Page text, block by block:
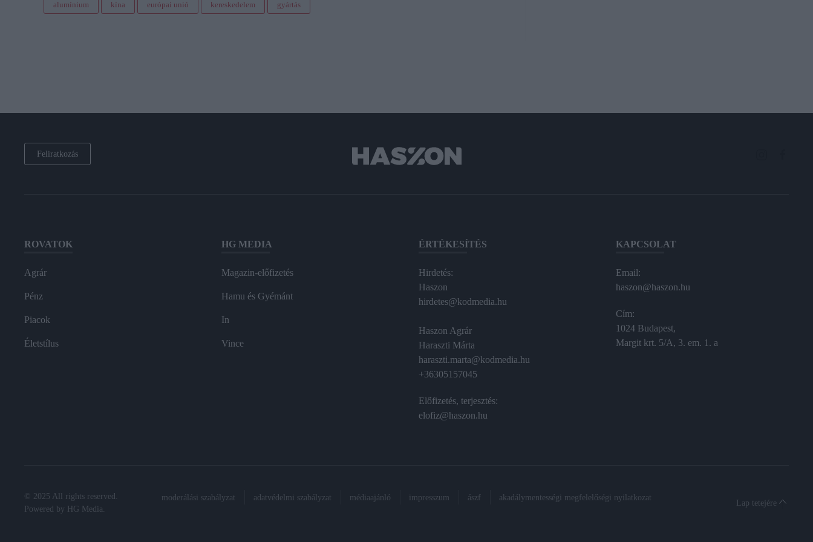
alumínium kína európai unió kereskedelem gyártás
Feliratkozás
ROVATOK
Agrár
Pénz
Piacok
Életstílus
HG MEDIA
Magazin-előfizetés
Hamu és Gyémánt
In
Vince
ÉRTÉKESÍTÉS
Hirdetés:
Haszon
hirdetes@kodmedia.hu
Haszon Agrár
Haraszti Márta
haraszti.marta@kodmedia.hu
+36305157045
Előfizetés, terjesztés:
elofiz@haszon.hu
KAPCSOLAT
Email:
haszon@haszon.hu
Cím:
1024 Budapest,
Margit krt. 5/A, 3. em. 1. a
© 2025 All rights reserved.
Powered by
HG Media.
moderálási szabályzat adatvédelmi szabályzat médiaajánló impresszum ászf akadálymentességi megfelelőségi nyilatkozat
Lap tetejére